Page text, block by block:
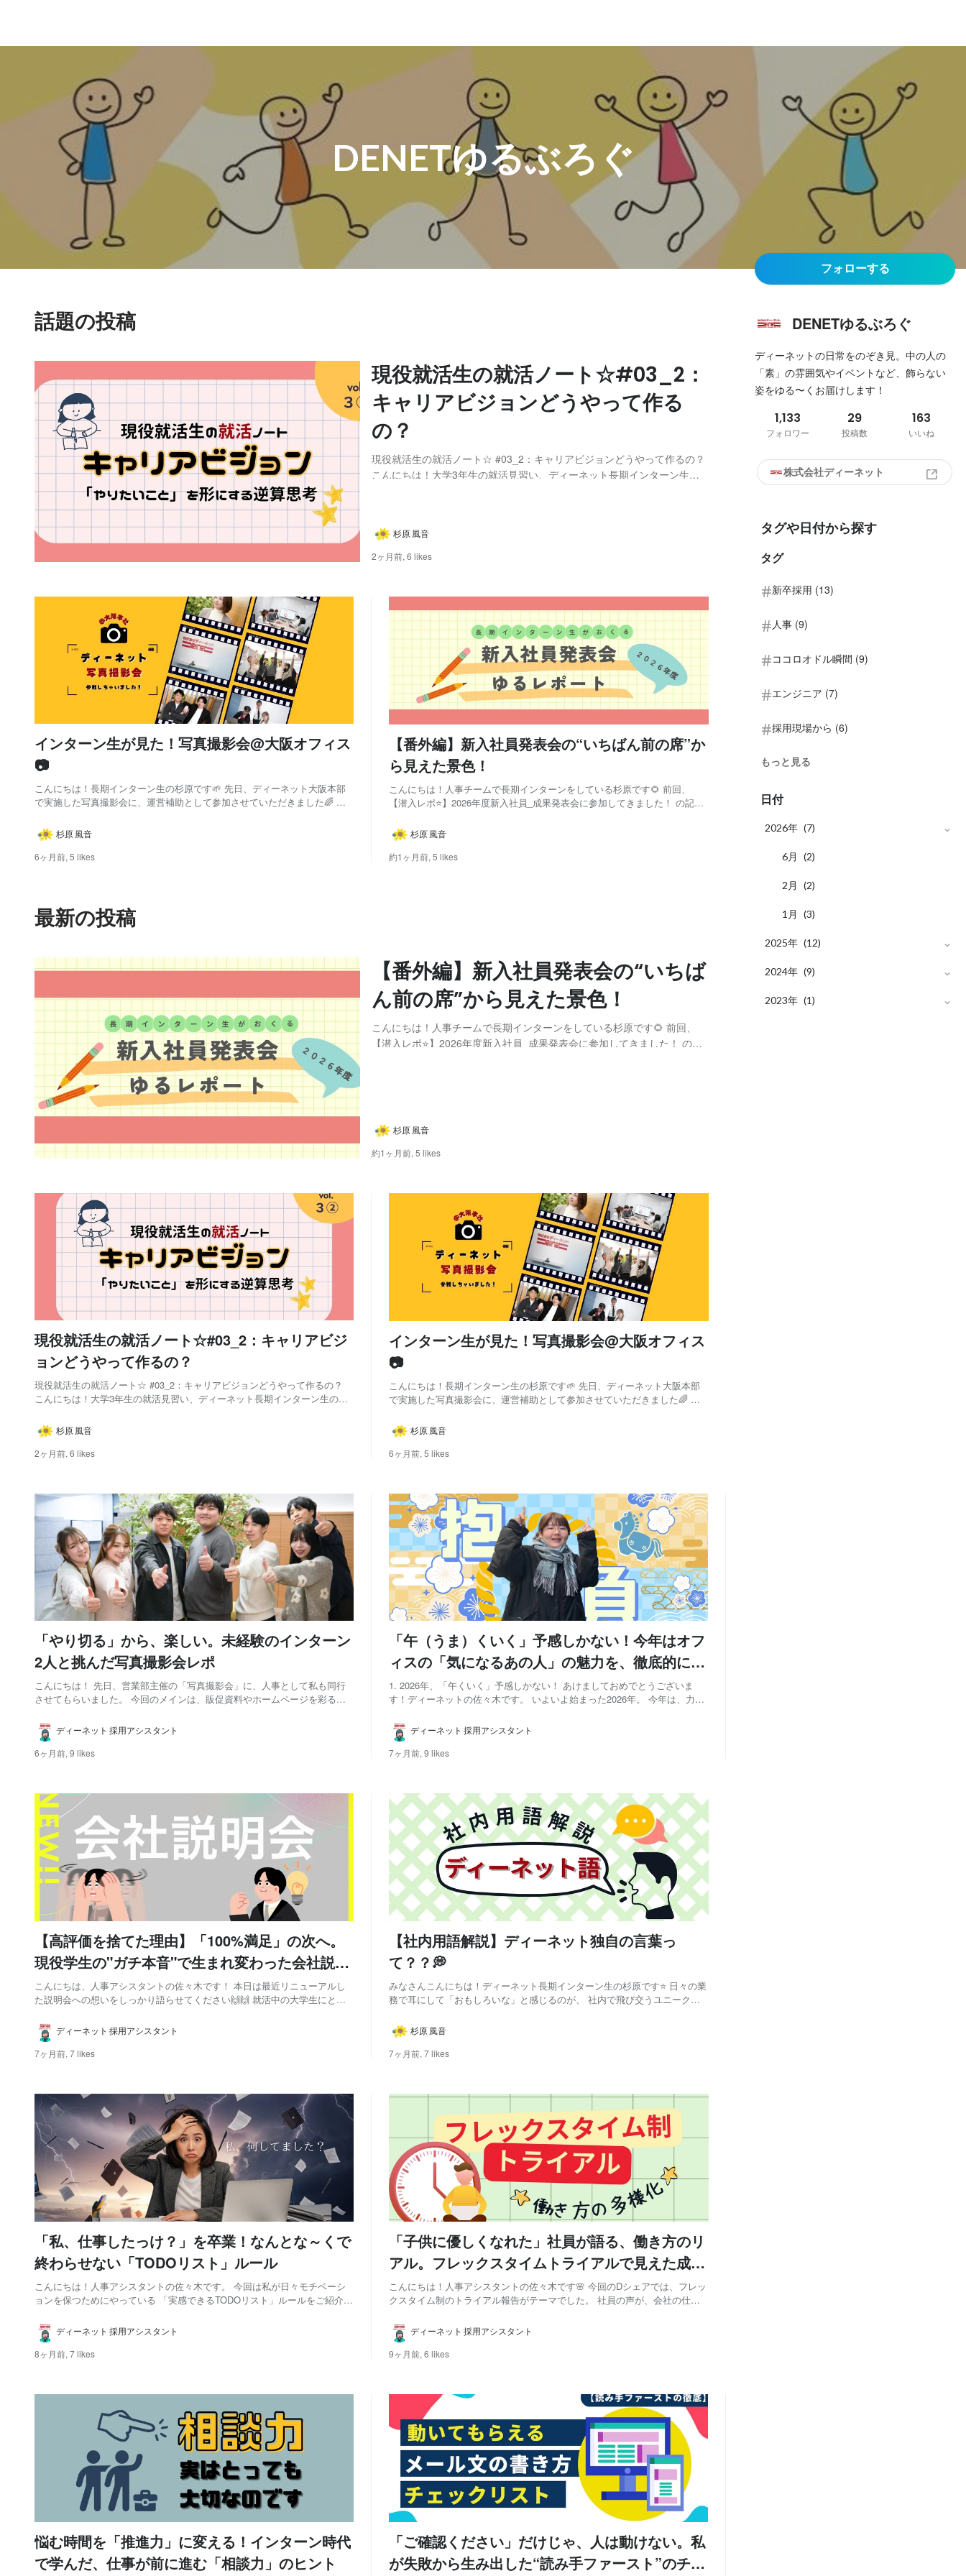
DENETゆるぶろぐ
話題の投稿
現役就活生の就活ノート☆#03_2：
キャリアビジョンどうやって作る
の？
現役就活生の就活ノート☆ #03_2：キャリアビジョンどうやって作るの？
こんにちは！大学3年生の就活見習い、ディーネット長期インターン生の
杉原 風音
2ヶ月前, 6 likes
インターン生が見た！写真撮影会@大阪オフィス
📷
こんにちは！長期インターン生の杉原です🌱 先日、ディーネット大阪本部
で実施した写真撮影会に、運営補助として参加させていただきました🌈 今
担当者の方々の、ホームページや販促資料で使用するための宣材写真を撮影
すること 🔴リクルートページや採用媒体に掲...
杉原 風音
6ヶ月前, 5 likes
【番外編】新入社員発表会の“いちばん前の席”か
ら見えた景色！
こんにちは！人事チームで長期インターンをしている杉原です🌻 前回、
【潜入レポ⭐】2026年度新入社員_成果発表会に参加してきました！ の記事
記事では少し視点を変えて、長期インターン生目線の成果発表会ゆるレポー
トをお届けします🎁 実は今回の研修には...
杉原 風音
約1ヶ月前, 5 likes
最新の投稿
【番外編】新入社員発表会の“いちば
ん前の席”から見えた景色！
こんにちは！人事チームで長期インターンをしている杉原です🌻 前回、
【潜入レポ⭐】2026年度新入社員_成果発表会に参加してきました！ の記
杉原 風音
約1ヶ月前, 5 likes
現役就活生の就活ノート☆#03_2：キャリアビジ
ョンどうやって作るの？
現役就活生の就活ノート☆ #03_2：キャリアビジョンどうやって作るの？
こんにちは！大学3年生の就活見習い、ディーネット長期インターン生の杉
これを、 長期インターン先の人事の方に質問してみる、という記事です⭐
前回は、キャリアビジョンって何...
杉原 風音
2ヶ月前, 6 likes
インターン生が見た！写真撮影会@大阪オフィス
📷
こんにちは！長期インターン生の杉原です🌱 先日、ディーネット大阪本部
で実施した写真撮影会に、運営補助として参加させていただきました🌈 今
担当者の方々の、ホームページや販促資料で使用するための宣材写真を撮影
すること 🔴リクルートページや採用媒体に掲...
杉原 風音
6ヶ月前, 5 likes
「やり切る」から、楽しい。未経験のインターン
2人と挑んだ写真撮影会レポ
こんにちは！ 先日、営業部主催の「写真撮影会」に、人事として私も同行
させてもらいました。 今回のメインは、販促資料やホームページを彩るト
にありがたい機会だったのですが、 「せっかくなら、人事側で撮りたいも
のもありますか？」 と、営業部の皆さんが声...
ディーネット 採用アシスタント
6ヶ月前, 9 likes
「午（うま）くいく」予感しかない！今年はオフ
ィスの「気になるあの人」の魅力を、徹底的に深
掘りします！🐎
1. 2026年、「午くいく」予感しかない！ あけましておめでとうございま
す！ディーネットの佐々木です。 いよいよ始まった2026年。 今年は、力強
部うまくいく！」という無敵気分でスタートしています。 そんな私の背中
を「ガシッ」と押してくれたの...
ディーネット 採用アシスタント
7ヶ月前, 9 likes
【高評価を捨てた理由】「100%満足」の次へ。
現役学生の"ガチ本音"で生まれ変わった会社説明
会
こんにちは、人事アシスタントの佐々木です！ 本日は最近リニューアルし
た説明会への想いをしっかり語らせてください🙌🙌 就活中の大学生にとっ
きる限りわかりやすく、自分の軸で判断しやすくしたい！ 今回のアップデ
ートは、そんな気持ちから始まりました。...
ディーネット 採用アシスタント
7ヶ月前, 7 likes
【社内用語解説】ディーネット独自の言葉っ
て？？💭
みなさんこんにちは！ディーネット長期インターン生の杉原です⭐ 日々の業
務で耳にして「おもしろいな」と感じるのが、 社内で飛び交うユニークな
会社の空気や人柄がにじみ出ています🌈 長期インターン4カ月目の私も知ら
ない言葉だらけだったので、 ...
杉原 風音
7ヶ月前, 7 likes
「私、仕事したっけ？」を卒業！なんとな～くで
終わらせない「TODOリスト」ルール
こんにちは！人事アシスタントの佐々木です。 今回は私が日々モチベーシ
ョンを保つためにやっている 「実感できるTODOリスト」ルールをご紹介し
管理がついついうやむやに 「えっ、私今日何したっけ…？」と、仕事の手
応えに自信が持てない 頑張っ...
ディーネット 採用アシスタント
8ヶ月前, 7 likes
「子供に優しくなれた」社員が語る、働き方のリ
アル。フレックスタイムトライアルで見えた成果
と本音
こんにちは！人事アシスタントの佐々木です🌸 今回のDシェアでは、フレッ
クスタイム制のトライアル報告がテーマでした。 社員の声が、会社の仕組
り#ココロオドった瞬間 でした。 今回は、そのワクワクする一歩をレポート
としてお届けします📮🐐 ※D...
ディーネット 採用アシスタント
9ヶ月前, 6 likes
悩む時間を「推進力」に変える！インターン時代
で学んだ、仕事が前に進む「相談力」のヒント
「ご確認ください」だけじゃ、人は動けない。私
が失敗から生み出した“読み手ファースト”のチェ
フォローする
DENETゆるぶろぐ
ディーネットの日常をのぞき見。中の人の
「素」の雰囲気やイベントなど、飾らない
姿をゆる〜くお届けします！
1,133
フォロワー
29
投稿数
163
いいね
株式会社ディーネット
タグや日付から探す
タグ
新卒採用 (13)
人事 (9)
ココロオドル瞬間 (9)
エンジニア (7)
採用現場から (6)
もっと見る
日付
2026年 (7)
6月 (2)
2 月 (2)
1 月 (3)
2025年 (12)
12月 (1)
11月 (2)
2024年 (9)
12月 (1)
2023年 (1)